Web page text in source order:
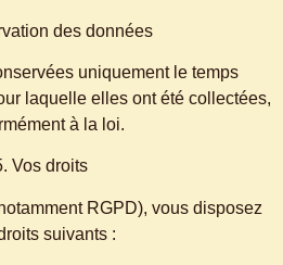
des données
uniquement le temps
laquelle elles ont été collectées,
à la loi.
Vos droits
RGPD), vous disposez
suivants :